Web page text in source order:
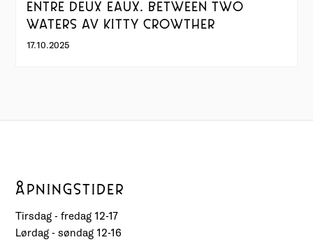
ENTRE DEUX EAUX. BETWEEN TWO
WATERS AV KITTY CROWTHER
17.10.2025
ÅPNINGSTIDER
Tirsdag - fredag 12-17
Lørdag - søndag 12-16